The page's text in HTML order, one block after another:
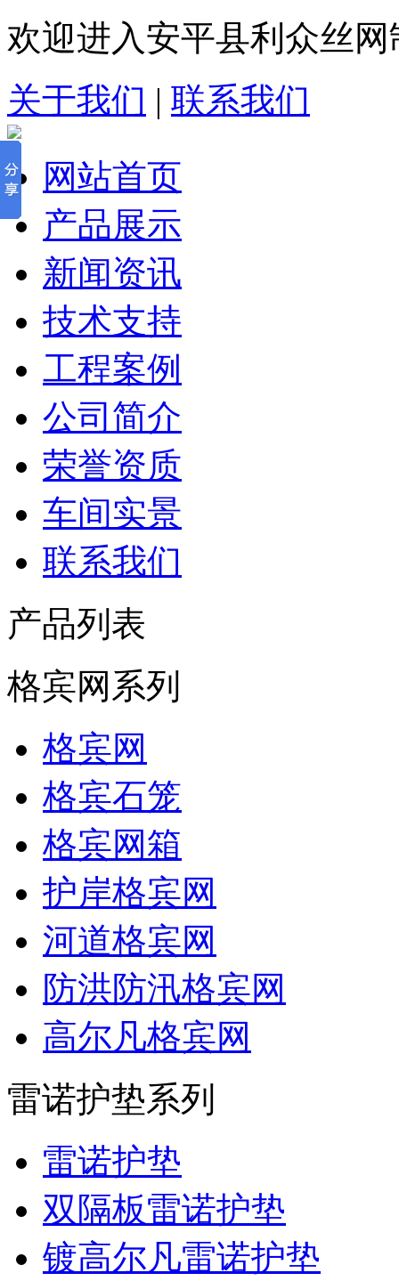
欢迎进入安平县利众丝
关于我们 | 联系我们
网站首页
产品展示
新闻资讯
技术支持
工程案例
公司简介
荣誉资质
车间实景
联系我们
产品列表
格宾网系列
格宾网
格宾石笼
格宾网箱
护岸格宾网
河道格宾网
防洪防汛格宾网
高尔凡格宾网
雷诺护垫系列
雷诺护垫
双隔板雷诺护垫
镀高尔凡雷诺护垫